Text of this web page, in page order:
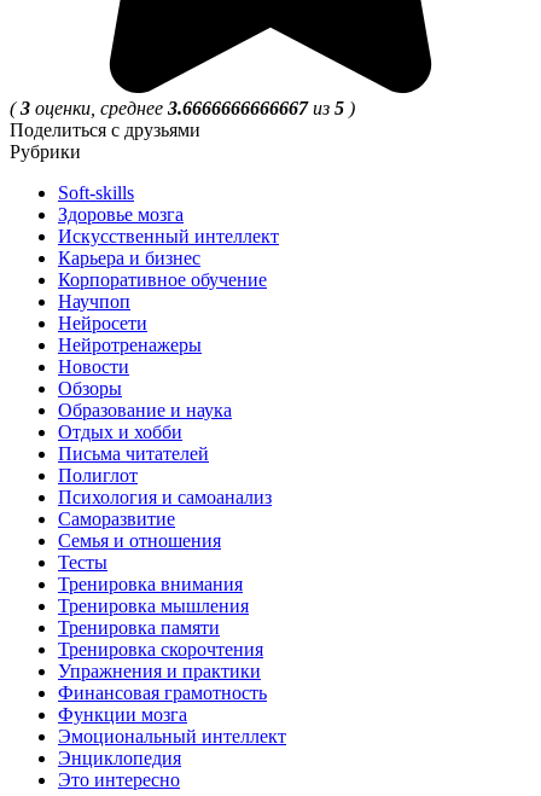
(3 оценки, среднее 3.6666666666667из 5 )
Поделиться с друзьями
Рубрики
Soft-skills
Здоровье мозга
Искусственный интеллект
Карьера и бизнес
Корпоративное обучение
Научпоп
Нейросети
Нейротренажеры
Новости
Обзоры
Образование и наука
Отдых и хобби
Письма читателей
Полиглот
Психология и самоанализ
Саморазвитие
Семья и отношения
Тесты
Тренировка внимания
Тренировка мышления
Тренировка памяти
Тренировка скорочтения
Упражнения и практики
Финансовая грамотность
Функции мозга
Эмоциональный интеллект
Энциклопедия
Это интересно